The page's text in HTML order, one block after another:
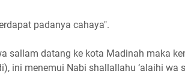
padanya cahaya".
sallam datang ke kota Madinah maka
ini menemui Nabi shallallahu ‘alaihi wa